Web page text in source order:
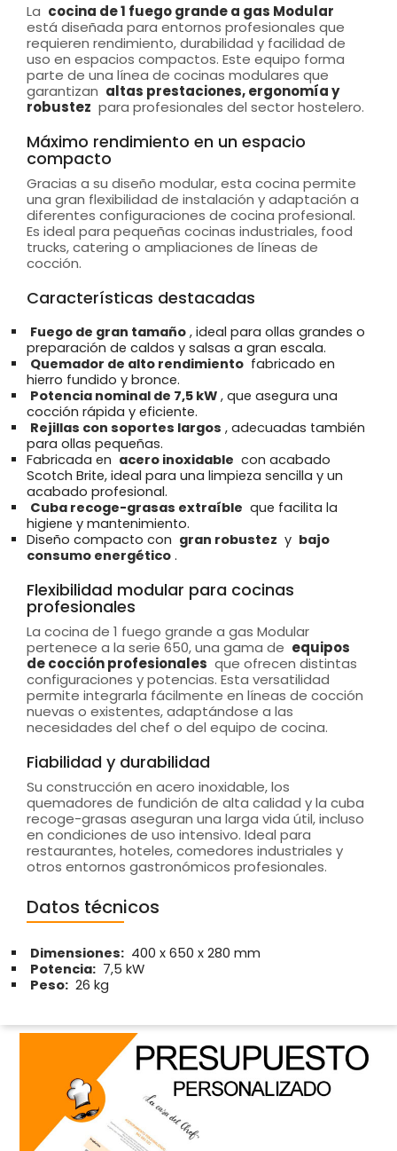
La cocina de 1 fuego grande a gas Modular
está diseñada para entornos profesionales que
requieren rendimiento, durabilidad y facilidad de
uso en espacios compactos. Este equipo forma
parte de una línea de cocinas modulares que
garantizan altas prestaciones, ergonomía y
robustez para profesionales del sector hostelero.
Máximo rendimiento en un espacio
compacto
Gracias a su diseño modular, esta cocina permite
una gran flexibilidad de instalación y adaptación a
diferentes configuraciones de cocina profesional.
Es ideal para pequeñas cocinas industriales, food
trucks, catering o ampliaciones de líneas de
cocción.
Características destacadas
Fuego de gran tamaño , ideal para ollas grandes o
preparación de caldos y salsas a gran escala.
Quemador de alto rendimiento fabricado en
hierro fundido y bronce.
Potencia nominal de 7,5 kW , que asegura una
cocción rápida y eficiente.
Rejillas con soportes largos , adecuadas también
para ollas pequeñas.
Fabricada en acero inoxidable con acabado
Scotch Brite, ideal para una limpieza sencilla y un
acabado profesional.
Cuba recoge-grasas extraíble que facilita la
higiene y mantenimiento.
Diseño compacto con gran robustez y bajo
consumo energético .
Flexibilidad modular para cocinas
profesionales
La cocina de 1 fuego grande a gas Modular
pertenece a la serie 650, una gama de equipos
de cocción profesionales que ofrecen distintas
configuraciones y potencias. Esta versatilidad
permite integrarla fácilmente en líneas de cocción
nuevas o existentes, adaptándose a las
necesidades del chef o del equipo de cocina.
Fiabilidad y durabilidad
Su construcción en acero inoxidable, los
quemadores de fundición de alta calidad y la cuba
recoge-grasas aseguran una larga vida útil, incluso
en condiciones de uso intensivo. Ideal para
restaurantes, hoteles, comedores industriales y
otros entornos gastronómicos profesionales.
Datos técnicos
Dimensiones: 400 x 650 x 280 mm
Potencia: 7,5 kW
Peso: 26 kg